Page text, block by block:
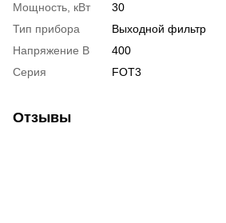
Мощность, кВт
30
Тип прибора
Выходной фильтр
Напряжение В
400
Серия
FOT3
Отзывы